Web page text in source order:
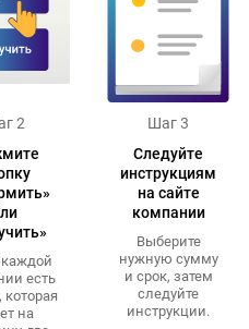
2
есть
которая
на
Шаг 3
Следуйте
инструкциям
на сайте
компании
Выберите
нужную сумму
и срок, затем
следуйте
инструкции.